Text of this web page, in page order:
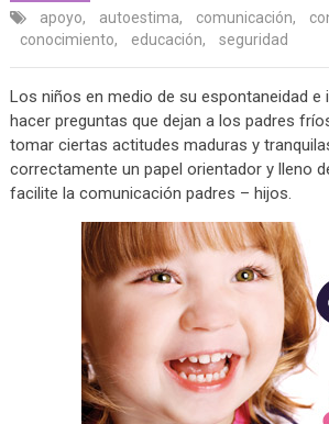
apoyo, autoestima, comunicación,
conocimiento, educación, seguridad
Los niños en medio de su espontaneidad e
hacer preguntas que dejan a los padres
tomar ciertas actitudes maduras y
correctamente un papel orientador y lleno
facilite la comunicación padres – hijos.